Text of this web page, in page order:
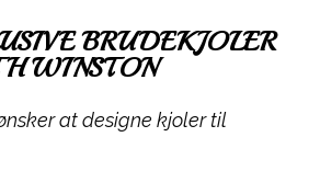
BRUDEKJOLER
WINSTON
at designe kjoler til